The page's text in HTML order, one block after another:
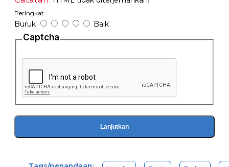
Peringkat
Buruk Baik
Captcha
Lanjutkan